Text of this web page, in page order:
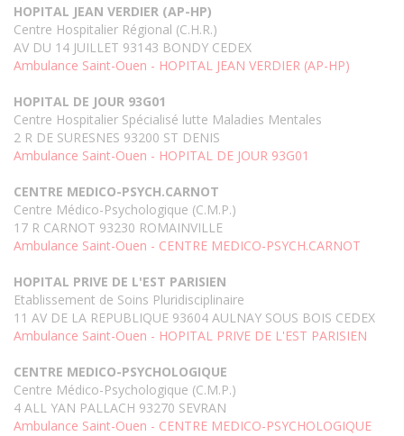
HOPITAL JEAN VERDIER (AP-HP)
Centre Hospitalier Régional (C.H.R.)
AV DU 14 JUILLET 93143 BONDY CEDEX
Ambulance Saint-Ouen - HOPITAL JEAN VERDIER (AP-HP)
HOPITAL DE JOUR 93G01
Centre Hospitalier Spécialisé lutte Maladies Mentales
2 R DE SURESNES 93200 ST DENIS
Ambulance Saint-Ouen - HOPITAL DE JOUR 93G01
CENTRE MEDICO-PSYCH.CARNOT
Centre Médico-Psychologique (C.M.P.)
17 R CARNOT 93230 ROMAINVILLE
Ambulance Saint-Ouen - CENTRE MEDICO-PSYCH.CARNOT
HOPITAL PRIVE DE L'EST PARISIEN
Etablissement de Soins Pluridisciplinaire
11 AV DE LA REPUBLIQUE 93604 AULNAY SOUS BOIS CEDEX
Ambulance Saint-Ouen - HOPITAL PRIVE DE L'EST PARISIEN
CENTRE MEDICO-PSYCHOLOGIQUE
Centre Médico-Psychologique (C.M.P.)
4 ALL YAN PALLACH 93270 SEVRAN
Ambulance Saint-Ouen - CENTRE MEDICO-PSYCHOLOGIQUE